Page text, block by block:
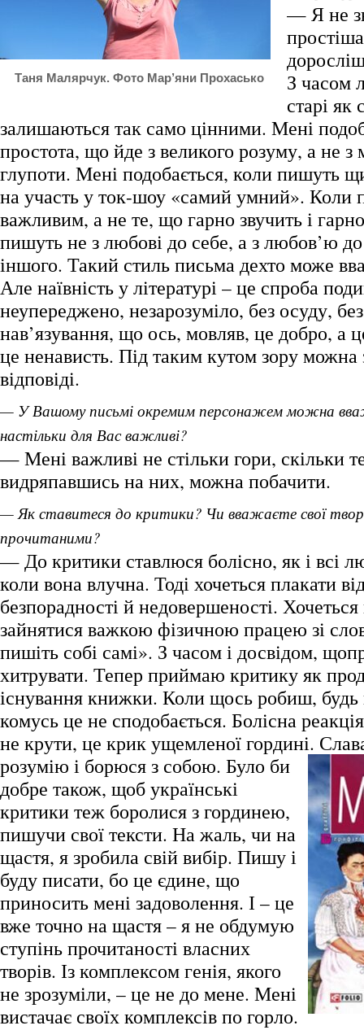
Таня Малярчук. Фото Мар’яни Прохасько
— Я не
З часом
старі як
залишаються так само цінними. Мені
простота, що йде з великого розуму, а не з
глупоти. Мені подобається, коли пишуть
на участь у ток-шоу «самий умний». Коли
важливим, а не те, що гарно звучить і
пишуть не з любові до себе, а з любов’ю
іншого. Такий стиль письма дехто може
Але наївність у літературі – це спроба
неупереджено, незарозуміло, без осуду,
нав’язування, що ось, мовляв, це добро, а
це ненависть. Під таким кутом зору можна
відповіді.
— У Вашому письмі окремим персонажем можна
настільки для Вас важливі?
— Мені важливі не стільки гори, скільки
видряпавшись на них, можна побачити.
— Як ставитеся до критики? Чи вважаєте свої
прочитаними?
— До критики ставлюся болісно, як і всі
коли вона влучна. Тоді хочеться плакати
безпорадності й недовершеності.
зайнятися важкою фізичною працею зі
пишіть собі самі». З часом і досвідом,
хитрувати. Тепер приймаю критику як
існування книжки. Коли щось робиш, будь
комусь це не сподобається. Болісна
не крути, це крик ущемленої гордині.
розумію і борюся з собою. Було би
добре також, щоб українські
критики теж боролися з гординею,
пишучи свої тексти. На жаль, чи на
щастя, я зробила свій вибір. Пишу і
буду писати, бо це єдине, що
приносить мені задоволення. І – це
вже точно на щастя – я не обдумую
ступінь прочитаності власних
творів. Із комплексом генія, якого
не зрозуміли, – це не до мене. Мені
вистачає своїх комплексів по горло.